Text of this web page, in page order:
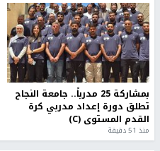
بمشاركة 25 مدرباً.. جامعة النجاح
تطلق دورة إعداد مدربي كرة
القدم المستوى (C)
منذ 51 دقيقة